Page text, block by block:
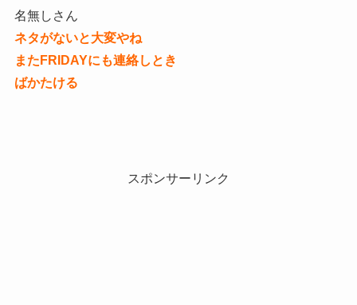
名無しさん
ネタがないと大変やね
またFRIDAYにも連絡しとき
ばかたける
スポンサーリンク